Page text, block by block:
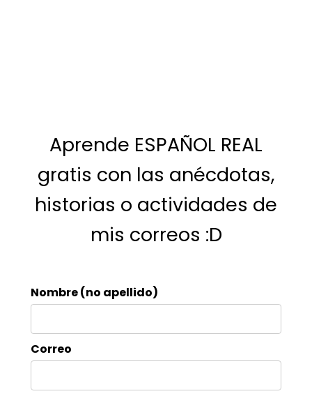
Aprende ESPAÑOL REAL
gratis con las anécdotas,
historias o actividades de
mis correos :D
Nombre (no apellido)
Correo